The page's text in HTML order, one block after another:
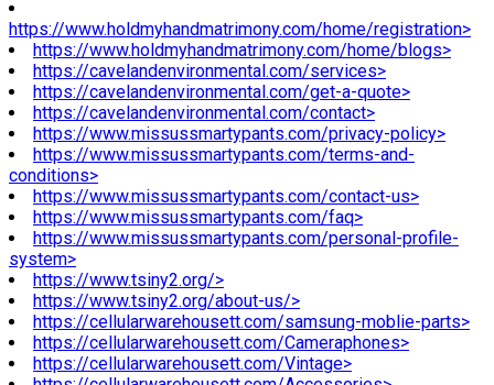
https://www.holdmyhandmatrimony.com/home/registration>
https://www.holdmyhandmatrimony.com/home/blogs>
https://cavelandenvironmental.com/services>
https://cavelandenvironmental.com/get-a-quote>
https://cavelandenvironmental.com/contact>
https://www.missussmartypants.com/privacy-policy>
https://www.missussmartypants.com/terms-and-
conditions>
https://www.missussmartypants.com/contact-us>
https://www.missussmartypants.com/faq>
https://www.missussmartypants.com/personal-profile-
system>
https://www.tsiny2.org/>
https://www.tsiny2.org/about-us/>
https://cellularwarehousett.com/samsung-moblie-parts>
https://cellularwarehousett.com/Cameraphones>
https://cellularwarehousett.com/Vintage>